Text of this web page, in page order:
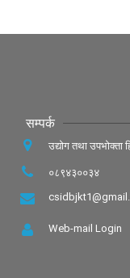
सम्पर्क
उद्योग तथा
०८९४३००३४
Web-mail Login